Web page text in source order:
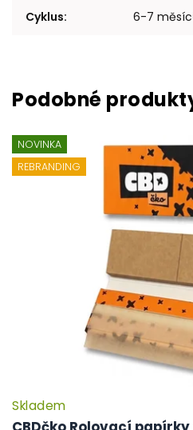
Cyklus: 6-7
NOVINKA
REBRANDING
Skladem